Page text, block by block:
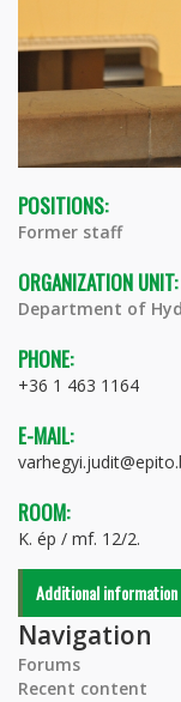
POSITIONS:
Former staff
ORGANIZATION UNIT:
Department of
PHONE:
+36 1 463 1164
E-MAIL:
ROOM:
K. ép / mf. 12/2.
Additional information
Navigation
Forums
Recent content